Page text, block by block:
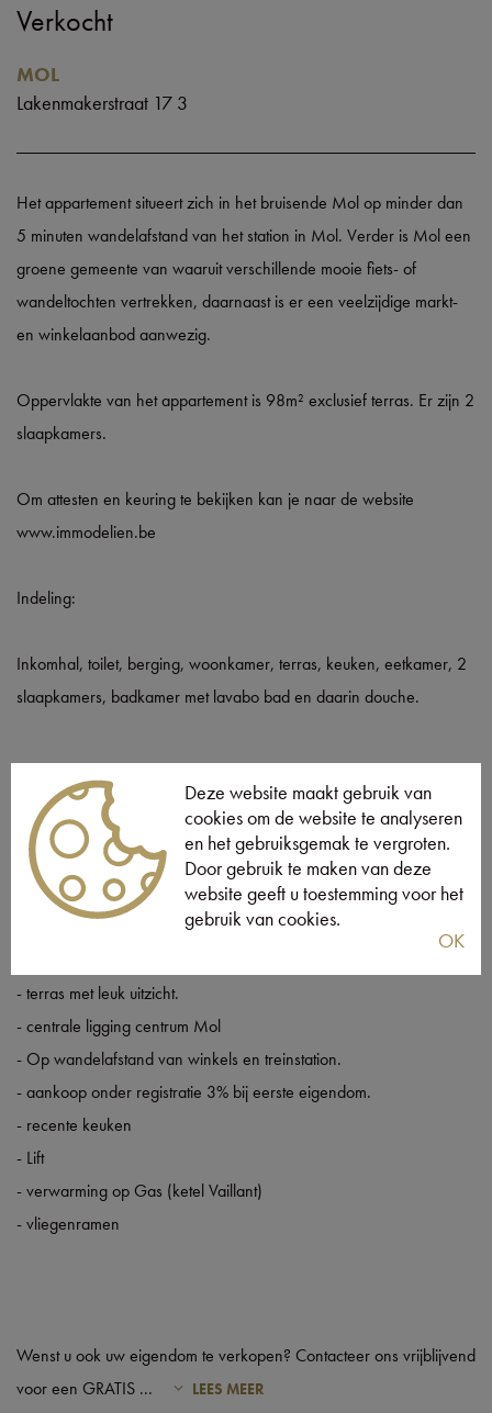
Verkocht
MOL
Lakenmakerstraat 17 3
Het appartement situeert zich in het bruisende Mol op minder dan
5 minuten wandelafstand van het station in Mol. Verder is Mol een
groene gemeente van waaruit verschillende mooie fiets- of
wandeltochten vertrekken, daarnaast is er een veelzijdige markt-
en winkelaanbod aanwezig.
Oppervlakte van het appartement is 98m² exclusief terras. Er zijn 2
slaapkamers.
Om attesten en keuring te bekijken kan je naar de website
www.immodelien.be
Indeling:
Inkomhal, toilet, berging, woonkamer, terras, keuken, eetkamer, 2
slaapkamers, badkamer met lavabo bad en daarin douche.
Oppervlakte van het appartement is 98m² exclusief terras. Er zijn 2
slaapkamers.
- terras met leuk uitzicht.
- centrale ligging centrum Mol
- Op wandelafstand van winkels en treinstation.
- aankoop onder registratie 3% bij eerste eigendom.
- recente keuken
- Lift
- verwarming op Gas (ketel Vaillant)
- vliegenramen
Wenst u ook uw eigendom te verkopen? Contacteer ons vrijblijvend
voor een GRATIS ... LEES MEER
Deze website maakt gebruik van
cookies om de website te analyseren
en het gebruiksgemak te vergroten.
Door gebruik te maken van deze
website geeft u toestemming voor het
gebruik van cookies.
OK